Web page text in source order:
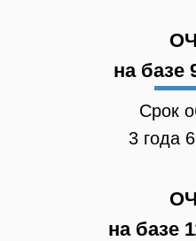
на базе
на базе
Срок
3 года